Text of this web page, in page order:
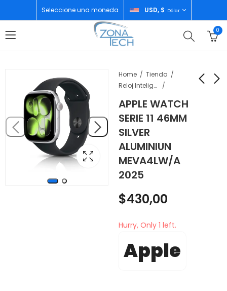
Seleccione una moneda USD, $ Dólar
0
Home
Tienda
Reloj Inteligente
APPLE WATCH
SERIE 11 46MM
SILVER
ALUMINIUN
MEVA4LW/A
2025
42MM SPACE GREY
MEQX4LW/A 2025
$390,00
PLAY BLUE
$430,00
Hurry, Only 1 left.
Apple